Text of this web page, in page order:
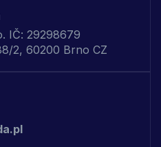
IČ: 29298679
2, 60200 Brno CZ